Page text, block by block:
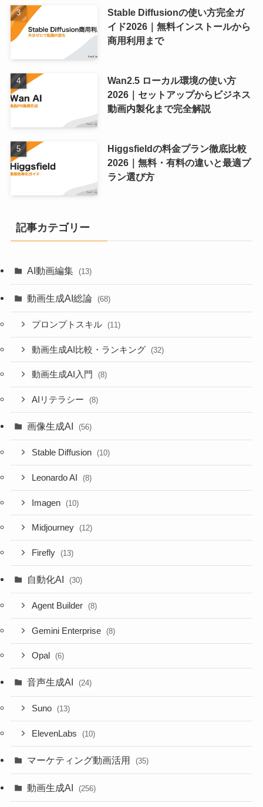
Stable Diffusionの使い方完全ガ
イド2026｜無料インストールから
商用利用まで
Wan2.5 ローカル環境の使い方
2026｜セットアップからビジネス
動画内製化まで完全解説
Higgsfieldの料金プラン徹底比較
2026｜無料・有料の違いと最適プ
ラン選び方
記事カテゴリー
AI動画編集 (13)
動画生成AI総論 (68)
プロンプトスキル (11)
動画生成AI比較・ランキング (32)
動画生成AI入門 (8)
AIリテラシー (8)
画像生成AI (56)
Stable Diffusion (10)
Leonardo AI (8)
Imagen (10)
Midjourney (12)
Firefly (13)
自動化AI (30)
Agent Builder (8)
Gemini Enterprise (8)
Opal (6)
音声生成AI (24)
Suno (13)
ElevenLabs (10)
マーケティング動画活用 (35)
動画生成AI (256)